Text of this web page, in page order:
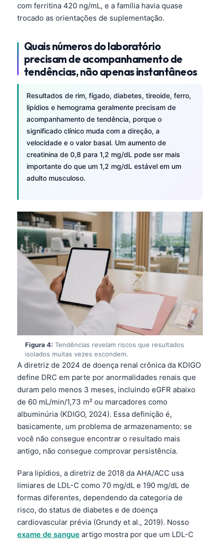
com ferritina 420 ng/mL, e a família havia quase
trocado as orientações de suplementação.
Quais números do laboratório
precisam de acompanhamento de
tendências, não apenas instantâneos
Resultados de rim, fígado, diabetes, tireoide, ferro,
lipídios e hemograma geralmente precisam de
acompanhamento de tendência, porque o
significado clínico muda com a direção, a
velocidade e o valor basal. Um aumento de
creatinina de 0,8 para 1,2 mg/dL pode ser mais
importante do que um 1,2 mg/dL estável em um
adulto musculoso.
Figura 4: Tendências revelam riscos que resultados
isolados muitas vezes escondem.
A diretriz de 2024 de doença renal crônica da KDIGO
define DRC em parte por anormalidades renais que
duram pelo menos 3 meses, incluindo eGFR abaixo
de 60 mL/min/1,73 m² ou marcadores como
albuminúria (KDIGO, 2024). Essa definição é,
basicamente, um problema de armazenamento: se
você não consegue encontrar o resultado mais
antigo, não consegue comprovar persistência.
Para lipídios, a diretriz de 2018 da AHA/ACC usa
limiares de LDL-C como 70 mg/dL e 190 mg/dL de
formas diferentes, dependendo da categoria de
risco, do status de diabetes e de doença
cardiovascular prévia (Grundy et al., 2019). Nosso
exame de sangue artigo mostra por que um LDL-C